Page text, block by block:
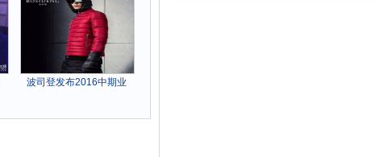
波司登发布2016中期业